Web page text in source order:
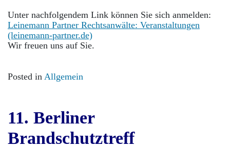
Unter nachfolgendem Link können Sie sich anmelden:
Leinemann Partner Rechtsanwälte: Veranstaltungen
(leinemann-partner.de)
Wir freuen uns auf Sie.
Posted in Allgemein
11. Berliner
Brandschutztreff